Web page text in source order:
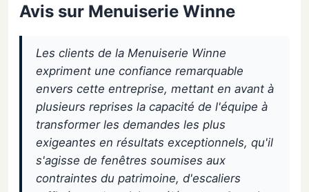
Avis sur Menuiserie Winne
Les clients de la Menuiserie Winne
expriment une confiance remarquable
envers cette entreprise, mettant en avant à
plusieurs reprises la capacité de l'équipe à
transformer les demandes les plus
exigeantes en résultats exceptionnels, qu'il
s'agisse de fenêtres soumises aux
contraintes du patrimoine, d'escaliers